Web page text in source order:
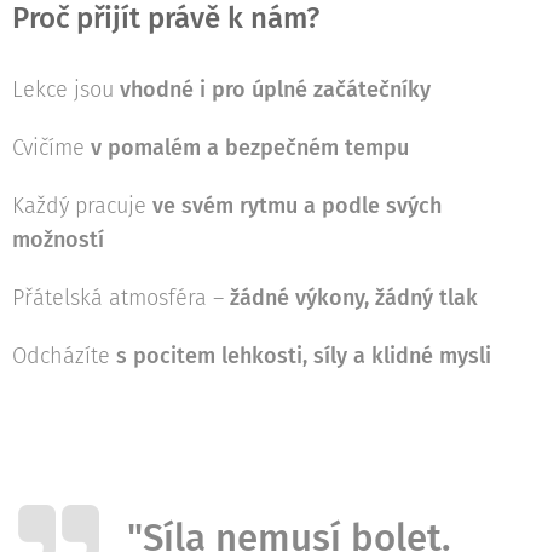
Proč přijít právě k nám?
Lekce jsou vhodné i pro úplné začátečníky
Cvičíme v pomalém a bezpečném tempu
Každý pracuje ve svém rytmu a podle svých
možností
Přátelská atmosféra – žádné výkony, žádný tlak
Odcházíte s pocitem lehkosti, síly a klidné mysli
"Síla nemusí bolet.